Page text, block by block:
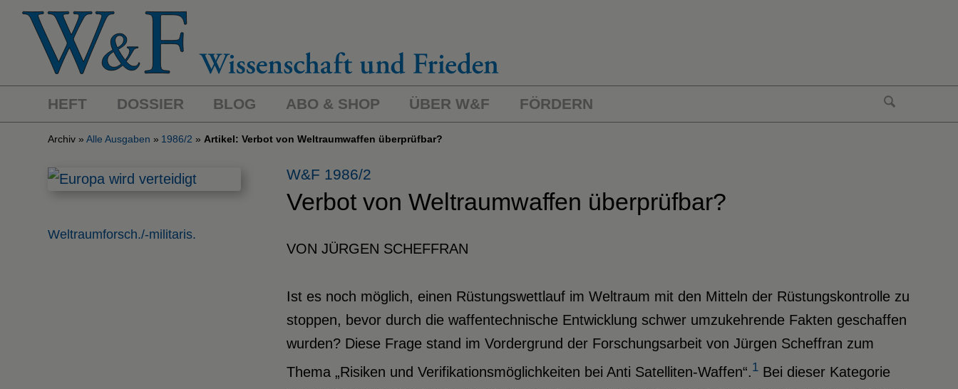
HEFT DOSSIER BLOG ABO & SHOP ÜBER W&F FÖRDERN
Archiv Alle Ausgaben 1986/2 Artikel: Verbot von Weltraumwaffen überprüfbar?
Weltraumforsch./-militaris.
W&F 1986/2
Verbot von Weltraumwaffen überprüfbar?
VON JÜRGEN SCHEFFRAN
Ist es noch möglich, einen Rüstungswettlauf im Weltraum mit den Mitteln der Rüstungskontrolle zu
stoppen, bevor durch die waffentechnische Entwicklung schwer umzukehrende Fakten geschaffen
wurden? Diese Frage stand im Vordergrund der Forschungsarbeit von Jürgen Scheffran zum
Thema „Risiken und Verifikationsmöglichkeiten bei Anti Satelliten-Waffen“.1Bei dieser Kategorie